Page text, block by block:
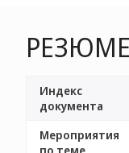
Индекс
документа
Мероприятия